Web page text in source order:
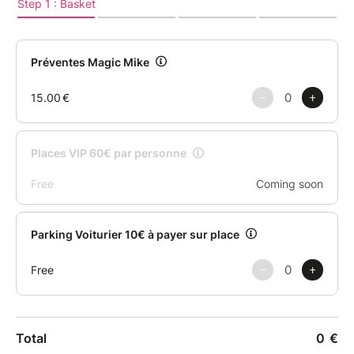
Entre regards complices, jeux de scène et
rire, crier, danser et vivre un moment totalement hors
Que ce soit pour un EVJF, un anniversaire ou
simplement une soirée entre copines, une chose est
sûre : vous ne regarderez plus un jeudi soir de la
✨ Le compte à rebours est lancé… Saurez-vous
résister à la tentation ?
Informations pratiques :
- Jeudi 10 septembre